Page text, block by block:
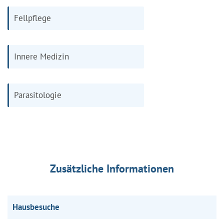
Fellpflege
Innere Medizin
Parasitologie
Zusätzliche Informationen
Hausbesuche